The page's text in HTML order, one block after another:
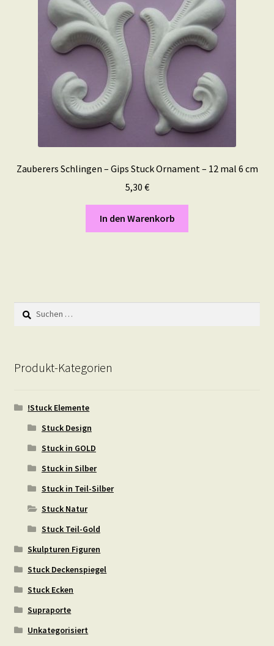
Zauberers Schlingen – Gips Stuck Ornament – 12 mal 6 cm
5,30 €
In den Warenkorb
Suchen
nach:
Produkt-Kategorien
!Stuck Elemente
Stuck Design
Stuck in GOLD
Stuck in Silber
Stuck in Teil-Silber
Stuck Natur
Stuck Teil-Gold
Skulpturen Figuren
Stuck Deckenspiegel
Stuck Ecken
Supraporte
Unkategorisiert